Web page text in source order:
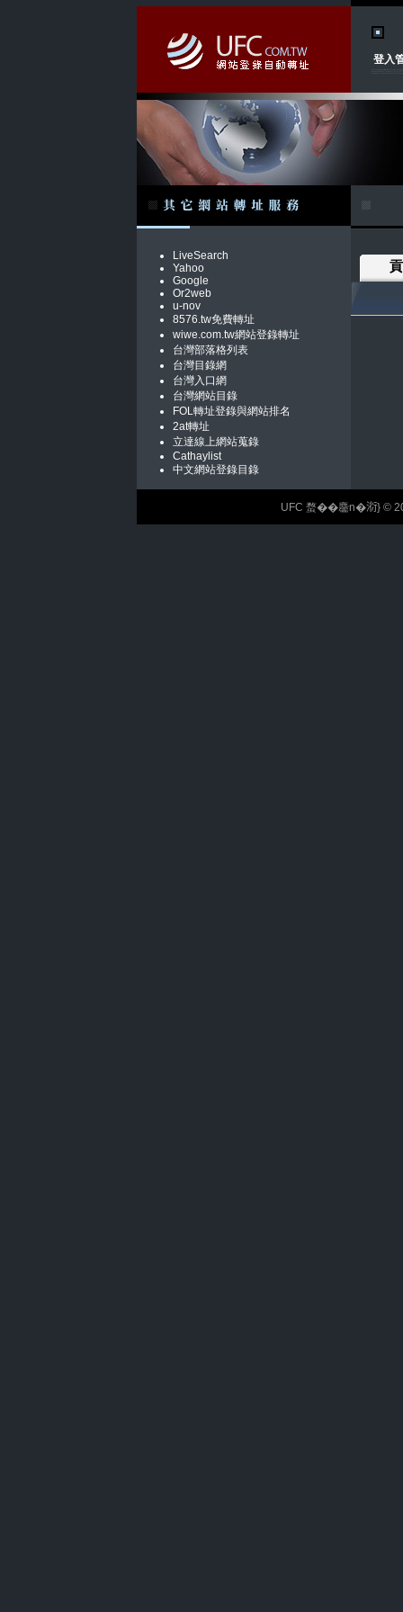
登入
LiveSearch
Yahoo
Google
Or2web
u-nov
8576.tw免費轉址
wiwe.com.tw網站登錄轉址
台灣部落格列表
台灣目錄網
台灣入口網
台灣網站目錄
FOL轉址登錄與網站排名
2at轉址
立達線上網站蒐錄
Cathaylist
中文網站登錄目錄
UFC 蝥��麢n�𣶹} ©